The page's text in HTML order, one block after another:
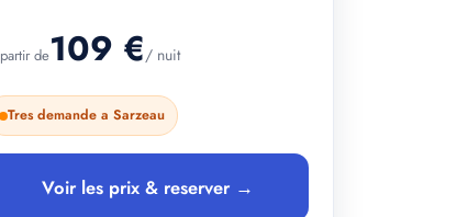
de109 €/ nuit
Tres demande a Sarzeau
Voir les prix & reserver →